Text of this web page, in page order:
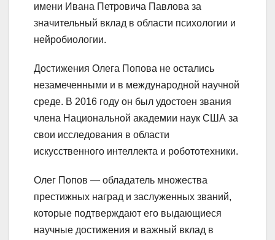
имени Ивана Петровича Павлова за
значительный вклад в области психологии и
нейробиологии.
Достижения Олега Попова не остались
незамеченными и в международной научной
среде. В 2016 году он был удостоен звания
члена Национальной академии наук США за
свои исследования в области
искусственного интеллекта и робототехники.
Олег Попов — обладатель множества
престижных наград и заслуженных званий,
которые подтверждают его выдающиеся
научные достижения и важный вклад в